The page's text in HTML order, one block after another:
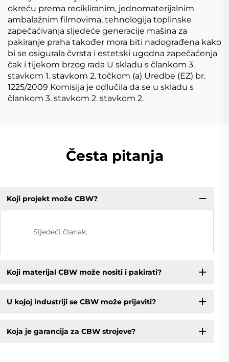
okreću prema recikliranim, jednomaterijalnim
ambalažnim filmovima, tehnologija toplinske
zapečaćivanja sljedeće generacije mašina za
pakiranje praha također mora biti nadograđena kako
bi se osigurala čvrsta i estetski ugodna zapečaćenja
čak i tijekom brzog rada U skladu s člankom 3.
stavkom 1. stavkom 2. točkom (a) Uredbe (EZ) br.
1225/2009 Komisija je odlučila da se u skladu s
člankom 3. stavkom 2. stavkom 2.
Česta pitanja
Koji projekt može CBW?
Sljedeći članak:
Koji materijal CBW može nositi i pakirati?
U kojoj industriji se CBW može prijaviti?
Koja je garancija za CBW strojeve?